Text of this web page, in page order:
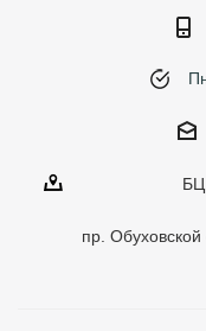
БЦ
пр.